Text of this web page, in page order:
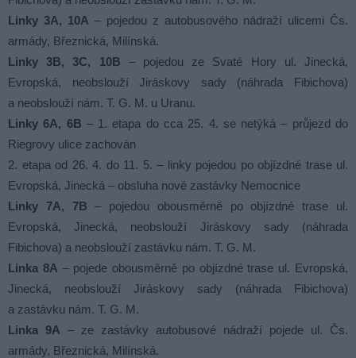
Linky 3A, 10A – pojedou z autobusového nádraží ulicemi Čs.
armády, Březnická, Milínská.
Linky 3B, 3C, 10B – pojedou ze Svaté Hory ul. Jinecká,
Evropská, neobslouží Jiráskovy sady (náhrada Fibichova)
a neobslouží nám. T. G. M. u Uranu.
Linky 6A, 6B – 1. etapa do cca 25. 4. se netýká – průjezd do
Riegrovy ulice zachován
2. etapa od 26. 4. do 11. 5. – linky pojedou po objízdné trase ul.
Evropská, Jinecká – obsluha nové zastávky Nemocnice
Linky 7A, 7B – pojedou obousměrně po objízdné trase ul.
Evropská, Jinecká, neobslouží Jiráskovy sady (náhrada
Fibichova) a neobslouží zastávku nám. T. G. M.
Linka 8A – pojede obousměrně po objízdné trase ul. Evropská,
Jinecká, neobslouží Jiráskovy sady (náhrada Fibichova)
a zastávku nám. T. G. M.
Linka 9A – ze zastávky autobusové nádraží pojede ul. Čs.
armády, Březnická, Milínská.